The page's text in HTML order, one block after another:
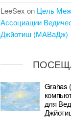
LeeSex on Цель
Ассоциации
Джйотиш (МАВаДж)
Grahas
для